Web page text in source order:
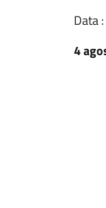
Data :
4